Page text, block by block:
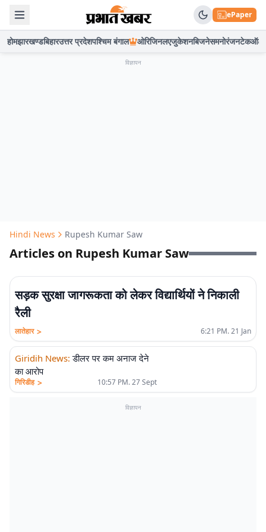
ePaper
होमझारखण्डबिहारउत्तर प्रदेशपश्चिम बंगाल ओरिजिनलएजुकेशनबिजनेसमनोरंजनटेकऑटो
विज्ञापन
Hindi News Rupesh Kumar Saw
Articles on Rupesh Kumar Saw
सड़क सुरक्षा जागरूकता को लेकर विद्यार्थियों ने निकाली
रैली
लातेहार > 6:21 PM. 21 Jan
Giridih News: डीलर पर कम अनाज देने
का आरोप
गिरिडीह > 10:57 PM. 27 Sept
विज्ञापन